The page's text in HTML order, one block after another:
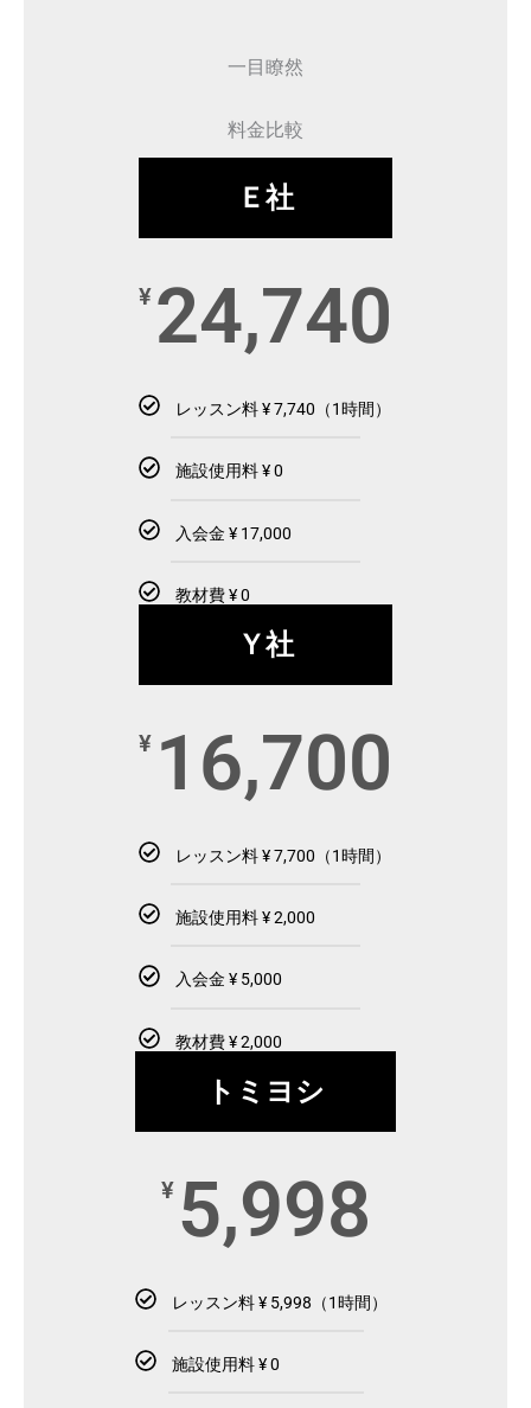
一目瞭然
料金比較
Ｅ社
¥ 24,740
レッスン料 ¥ 7,740（1時間）
施設使用料 ¥ 0
入会金 ¥ 17,000
教材費 ¥ 0
Ｙ社
¥ 16,700
レッスン料 ¥ 7,700（1時間）
施設使用料 ¥ 2,000
入会金 ¥ 5,000
教材費 ¥ 2,000
トミヨシ
¥ 5,998
レッスン料 ¥ 5,998（1時間）
施設使用料 ¥ 0